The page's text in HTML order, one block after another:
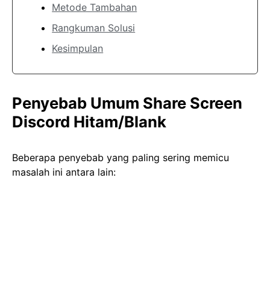
Metode Tambahan
Rangkuman Solusi
Kesimpulan
Penyebab Umum Share Screen
Discord Hitam/Blank
Beberapa penyebab yang paling sering memicu
masalah ini antara lain: